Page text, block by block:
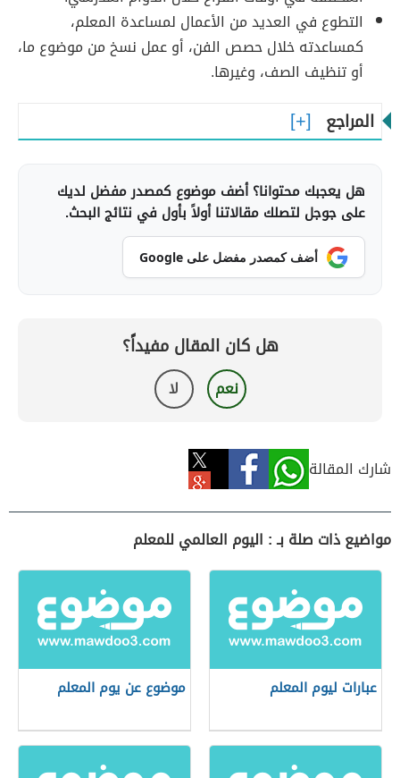
التطوع في العديد من الأعمال لمساعدة المعلم،
كمساعدته خلال حصص الفن، أو عمل نسخ من موضوع ما،
أو تنظيف الصف، وغيرها.
المراجع
هل يعجبك محتوانا؟ أضف موضوع كمصدر مفضل لديك
على جوجل لتصلك مقالاتنا أولاً بأول في نتائج البحث.
أضف كمصدر مفضل على Google
هل كان المقال مفيداً؟
نعم لا
شارك المقالة
مواضيع ذات صلة بـ : اليوم العالمي للمعلم
عبارات ليوم المعلم موضوع عن يوم المعلم